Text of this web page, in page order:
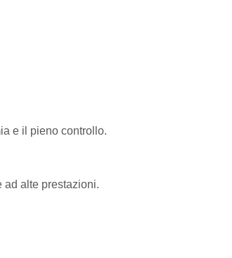
e il pieno controllo.
ad alte prestazioni.